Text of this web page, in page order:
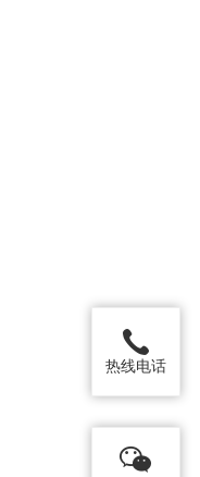
热线电话